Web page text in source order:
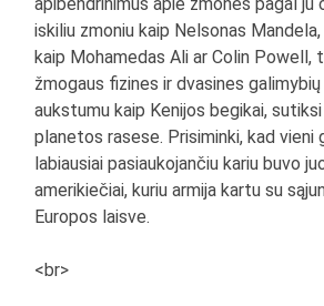
iskiliu zmoniu kaip Nelsonas
kaip Mohamedas Ali ar Colin Powell,
žmogaus fizines ir dvasines
aukstumu kaip Kenijos begikai,
planetos rasese. Prisiminki, kad vieni
labiausiai pasiaukojančiu kariu buvo
amerikiečiai, kuriu armija kartu su
Europos laisve.
<br>